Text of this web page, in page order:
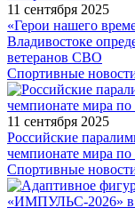
11 сентября 2025
«Герои нашего
Владивостоке
ветеранов СВО
Спортивные
11 сентября 2025
Российские
чемпионате мира
Спортивные